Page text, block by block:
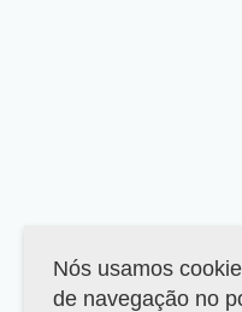
Nós usamos
de navegação no